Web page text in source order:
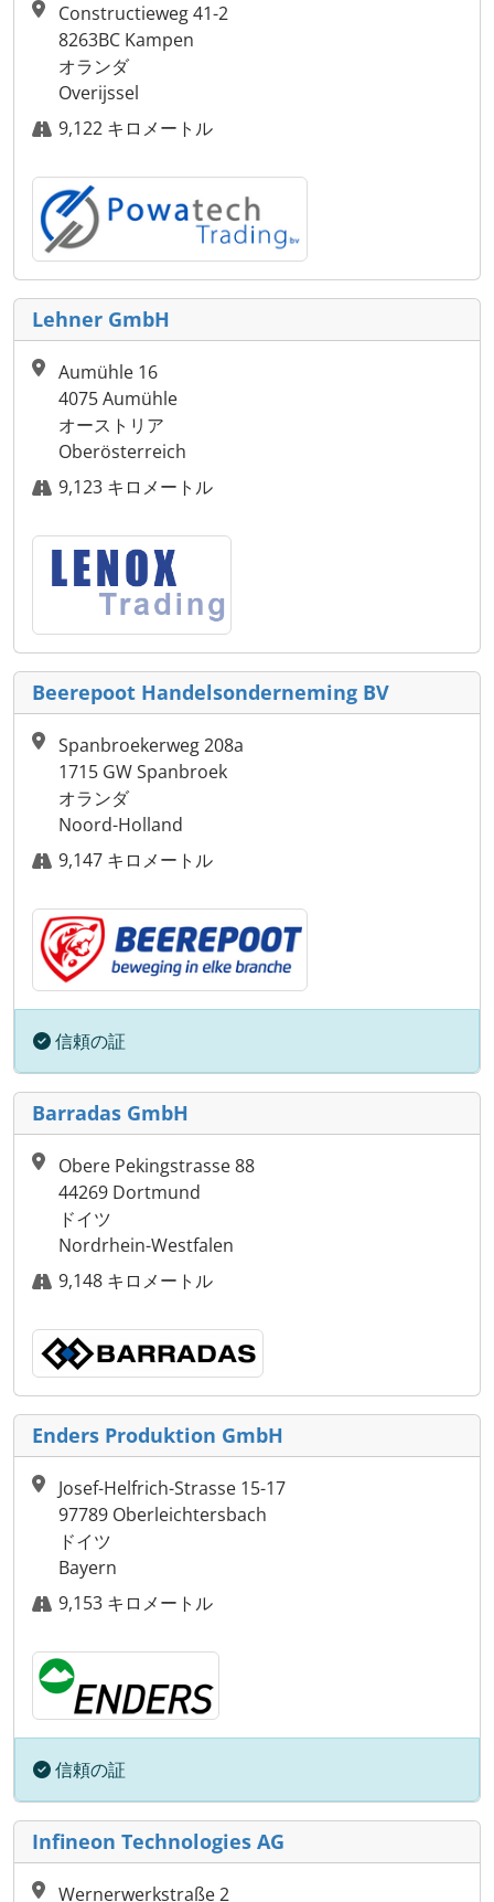
Constructieweg 41-2
8263BC Kampen
オランダ
Overijssel
9,122 キロメートル
Lehner GmbH
Aumühle 16
4075 Aumühle
オーストリア
Oberösterreich
9,123 キロメートル
Beerepoot Handelsonderneming BV
Spanbroekerweg 208a
1715 GW Spanbroek
オランダ
Noord-Holland
9,147 キロメートル
信頼の証
Barradas GmbH
Obere Pekingstrasse 88
44269 Dortmund
ドイツ
Nordrhein-Westfalen
9,148 キロメートル
Enders Produktion GmbH
Josef-Helfrich-Strasse 15-17
97789 Oberleichtersbach
ドイツ
Bayern
9,153 キロメートル
信頼の証
Infineon Technologies AG
Wernerwerkstraße 2